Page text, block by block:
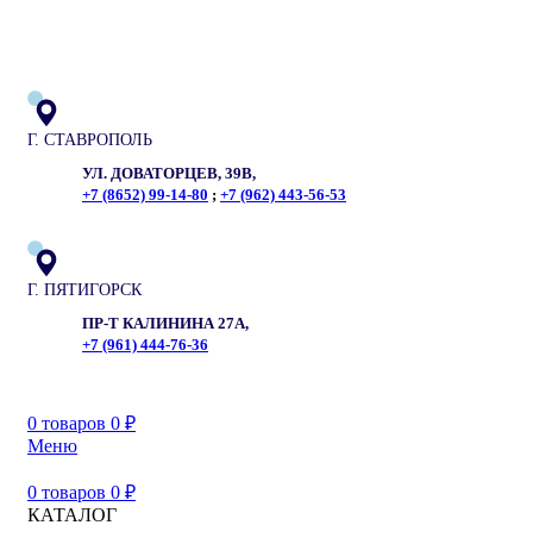
Г. СТАВРОПОЛЬ
УЛ. ДОВАТОРЦЕВ, 39В,
+7 (8652) 99-14-80 ; +7 (962) 443-56-53
Г. ПЯТИГОРСК
ПР-Т КАЛИНИНА 27А,
+7 (961) 444-76-36
0 товаров 0 ₽
Меню
0 товаров 0 ₽
КАТАЛОГ